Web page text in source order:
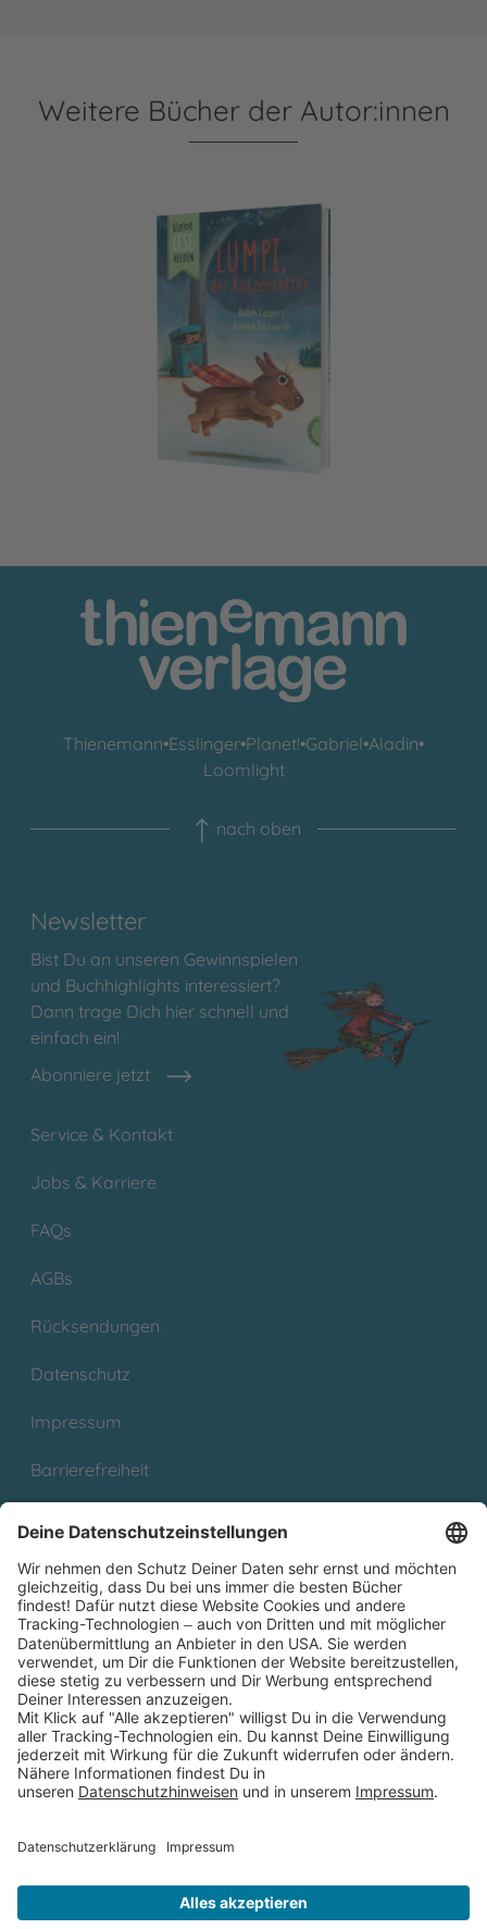
Weitere Bücher der Autor:innen
Kleine Lesehelden: Lumpi, der Katzenretter
Thienemann•Esslinger•Planet!•Gabriel•Aladin•
Loomlight
nach oben
Newsletter
Bist Du an unseren Gewinnspielen
und Buchhighlights interessiert?
Dann trage Dich hier schnell und
einfach ein!
Abonniere jetzt
Service & Kontakt
Jobs & Karriere
FAQs
AGBs
Rücksendungen
Datenschutz
Impressum
Barrierefreiheit
Partnerprogramm (Affiliate)
Folge uns auf
* Versandkostenfrei ab 9,00 € Bestellwert innerhalb
Deutschlands
** Lieferzeit 1-3 Werktage innerhalb Deutschlands
Thienemann-Esslinger Verlag GmbH, Blumenstraße 36, D-70182